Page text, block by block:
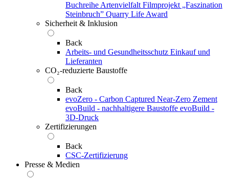
Buchreihe Artenvielfalt Filmprojekt „Faszination
Steinbruch” Quarry Life Award
Sicherheit & Inklusion
Back
Arbeits- und Gesundheitsschutz Einkauf und
Lieferanten
CO₂-reduzierte Baustoffe
Back
evoZero - Carbon Captured Near-Zero Zement
evoBuild - nachhaltigere Baustoffe evoBuild -
3D-Druck
Zertifizierungen
Back
CSC-Zertifizierung
Presse & Medien